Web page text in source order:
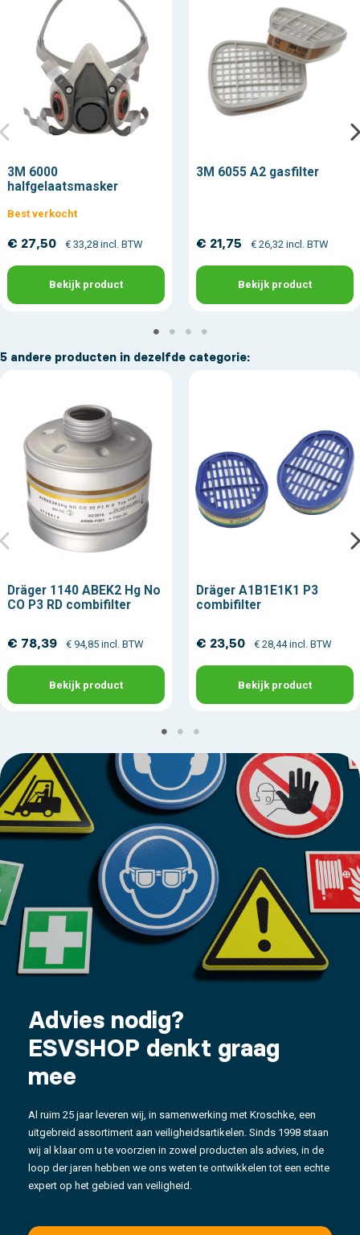
3M 6000
halfgelaatsmasker
Best verkocht
€ 27,50 € 33,28 incl. BTW
Bekijk product
3M 6055 A2 gasfilter
€ 21,75 € 26,32 incl. BTW
Bekijk product
5 andere producten in dezelfde categorie:
Dräger 1140 ABEK2 Hg No
CO P3 RD combifilter
€ 78,39 € 94,85 incl. BTW
Bekijk product
Dräger A1B1E1K1 P3
combifilter
€ 23,50 € 28,44 incl. BTW
Bekijk product
Advies nodig?
ESVSHOP denkt graag
mee
Al ruim 25 jaar leveren wij, in samenwerking met Kroschke, een
uitgebreid assortiment aan veiligheidsartikelen. Sinds 1998 staan
wij al klaar om u te voorzien in zowel producten als advies, in de
loop der jaren hebben we ons weten te ontwikkelen tot een echte
expert op het gebied van veiligheid.